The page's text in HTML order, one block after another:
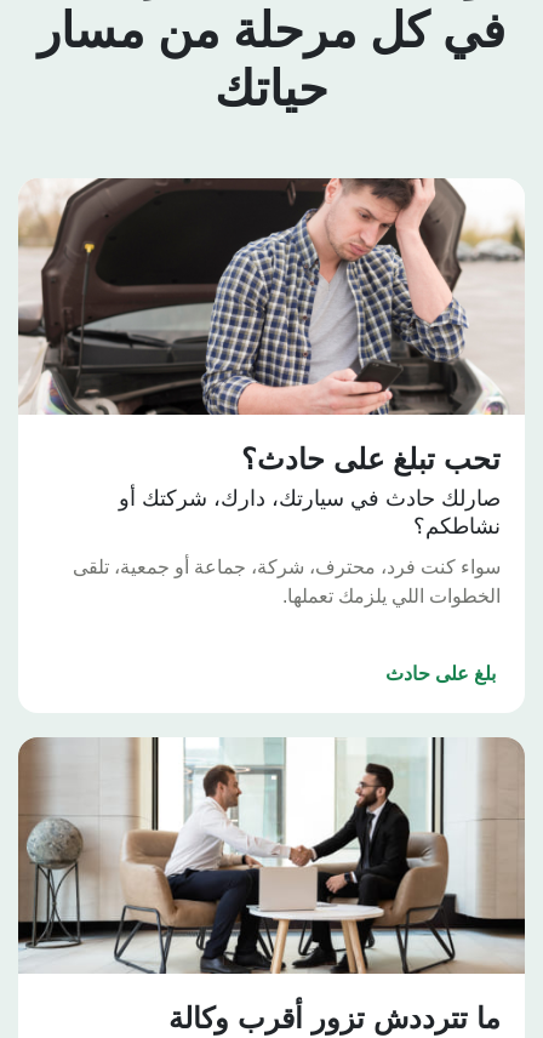
كل مرحلة من مسار
حياتك
تبلغ على حادث؟
حادث في سيارتك، دارك، شركتك أو
كنت فرد، محترف، شركة، جماعة أو جمعية، تلقى
اللي يلزمك تعملها.
على حادث
تترددش تزور أقرب وكالة